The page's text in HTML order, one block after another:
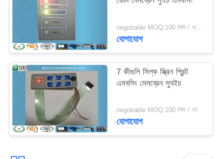
negotiable MOQ:100 পিসি / অনেক
যোগাযোগ
7 কীগুলি সিল্ক স্ক্রিন প্রিন্ট
এমবসিং মেমব্রেন স্যুইচ
negotiable MOQ:100 পিসি / লট
যোগাযোগ